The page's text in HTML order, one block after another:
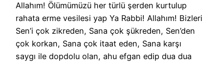
Allahım! Ölümümüzü her türlü şerden kurtulup
rahata erme vesilesi yap Ya Rabbi! Allahım! Bizleri
Sen’i çok zikreden, Sana çok şükreden, Sen’den
çok korkan, Sana çok itaat eden, Sana karşı
saygı ile dopdolu olan, ahu efgan edip dua dua